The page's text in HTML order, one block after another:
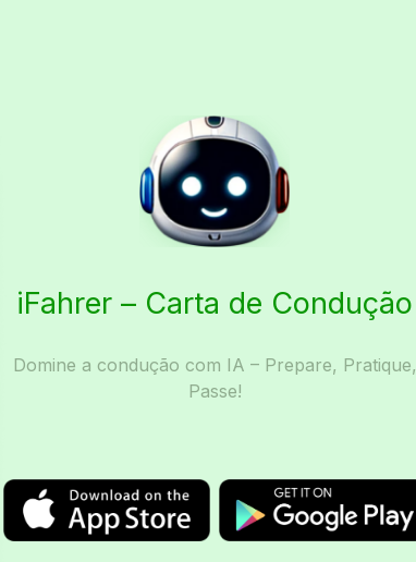
iFahrer – Carta de Condução
Domine a condução com IA – Prepare, Pratique,
Passe!